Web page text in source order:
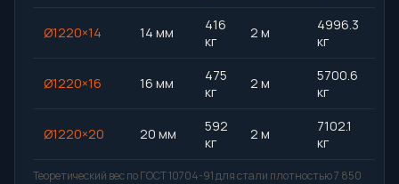
Ø1220×14 14 мм
416
кг
2 м
4996.3
кг
Ø1220×16 16 мм
475
кг
2 м
5700.6
кг
Ø1220×20 20 мм
592
кг
2 м
7102.1
кг
Теоретический вес по ГОСТ 10704-91 для стали плотностью 7 850